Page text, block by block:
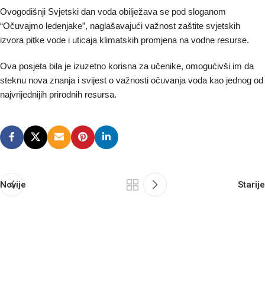
Ovogodišnji Svjetski dan voda obilježava se pod sloganom
“Očuvajmo ledenjake”, naglašavajući važnost zaštite svjetskih
izvora pitke vode i uticaja klimatskih promjena na vodne resurse.
Ova posjeta bila je izuzetno korisna za učenike, omogućivši im da
steknu nova znanja i svijest o važnosti očuvanja voda kao jednog od
najvrijednijih prirodnih resursa.
Novije Starije